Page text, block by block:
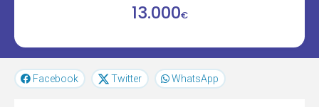
13.000€
Facebook Twitter WhatsApp